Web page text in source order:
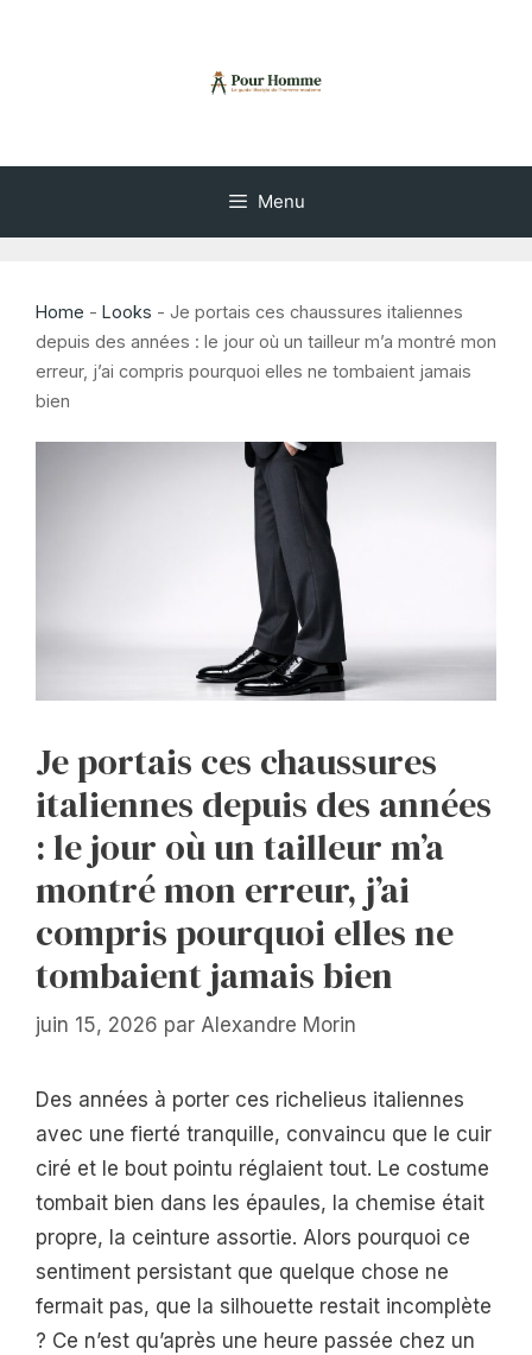
Menu
Home - Looks - Je portais ces chaussures italiennes
depuis des années : le jour où un tailleur m’a montré mon
erreur, j’ai compris pourquoi elles ne tombaient jamais
bien
Je portais ces chaussures
italiennes depuis des années
: le jour où un tailleur m’a
montré mon erreur, j’ai
compris pourquoi elles ne
tombaient jamais bien
juin 15, 2026 par Alexandre Morin
Des années à porter ces richelieus italiennes
avec une fierté tranquille, convaincu que le cuir
ciré et le bout pointu réglaient tout. Le costume
tombait bien dans les épaules, la chemise était
propre, la ceinture assortie. Alors pourquoi ce
sentiment persistant que quelque chose ne
fermait pas, que la silhouette restait incomplète
? Ce n’est qu’après une heure passée chez un